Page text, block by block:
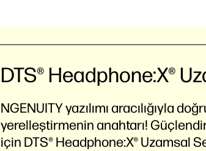
DTS® Headphone:X®
NGENUITY yazılımı aracılığıyla
yerelleştirmenin anahtarı!
için DTS® Headphone:X® Uzamsal